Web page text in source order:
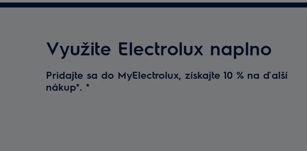
Využite Electrolux naplno
Pridajte sa do MyElectrolux, získajte 10 % na ďalší
nákup*. *